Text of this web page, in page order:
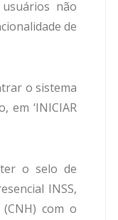
não
de
o sistema
em ‘INICIAR
o selo de
INSS,
com o